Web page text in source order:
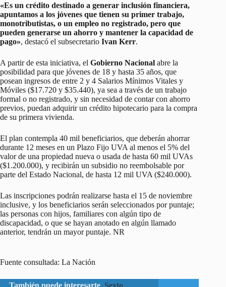
«Es un crédito destinado a generar inclusión financiera,
apuntamos a los jóvenes que tienen su primer trabajo,
monotributistas, o un empleo no registrado, pero que
pueden generarse un ahorro y mantener la capacidad de
pago», destacó el subsecretario Ivan Kerr.
A partir de esta iniciativa, el Gobierno Nacional abre la
posibilidad para que jóvenes de 18 y hasta 35 años, que
posean ingresos de entre 2 y 4 Salarios Mínimos Vitales y
Móviles ($17.720 y $35.440), ya sea a través de un trabajo
formal o no registrado, y sin necesidad de contar con ahorro
previos, puedan adquirir un crédito hipotecario para la compra
de su primera vivienda.
El plan contempla 40 mil beneficiarios, que deberán ahorrar
durante 12 meses en un Plazo Fijo UVA al menos el 5% del
valor de una propiedad nueva o usada de hasta 60 mil UVAs
($1.200.000), y recibirán un subsidio no reembolsable por
parte del Estado Nacional, de hasta 12 mil UVA ($240.000).
Las inscripciones podrán realizarse hasta el 15 de noviembre
inclusive, y los beneficiarios serán seleccionados por puntaje;
las personas con hijos, familiares con algún tipo de
discapacidad, o que se hayan anotado en algún llamado
anterior, tendrán un mayor puntaje. NR
Fuente consultada: La Nación
También puede interesarte Sexto